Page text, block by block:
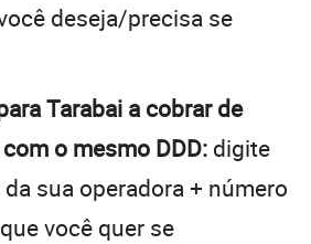
deseja/precisa se
Tarabai a cobrar de
o mesmo DDD: digite
sua operadora + número
você quer se